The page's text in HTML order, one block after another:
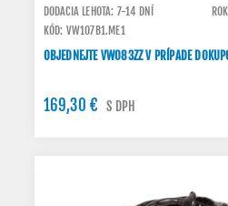
DODACIA LEHOTA: 7-14 DNÍ
KÓD: VW107B1.ME1
OBJEDNEJTE VW083ZZ V PRÍPADE
169,30 € S DPH